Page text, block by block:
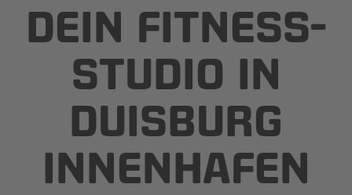
DEIN FITNESS­
STUDIO IN
DUISBURG
INNENHAFEN